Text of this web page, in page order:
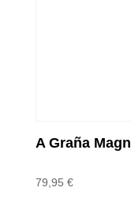
A Graña
79,95 €